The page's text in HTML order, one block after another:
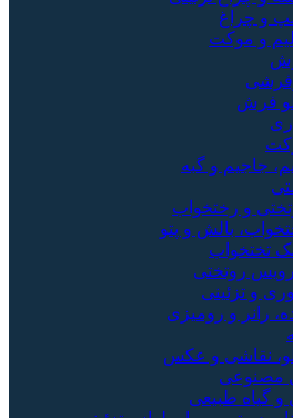
و چراغ
و موکت
فرش
جاجیم و گبه
و رختخواب
بالش و پتو
تختخواب
روتختی
و تزئینی
رانر و رومیزی
نقاشی و عکس
مصنوعی
و گیاه طبیعی